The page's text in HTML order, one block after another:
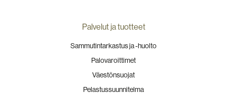
Palvelut ja tuotteet
Sammutintarkastus ja -huolto
Palovaroittimet
Väestönsuojat
Pelastussuunnitelma